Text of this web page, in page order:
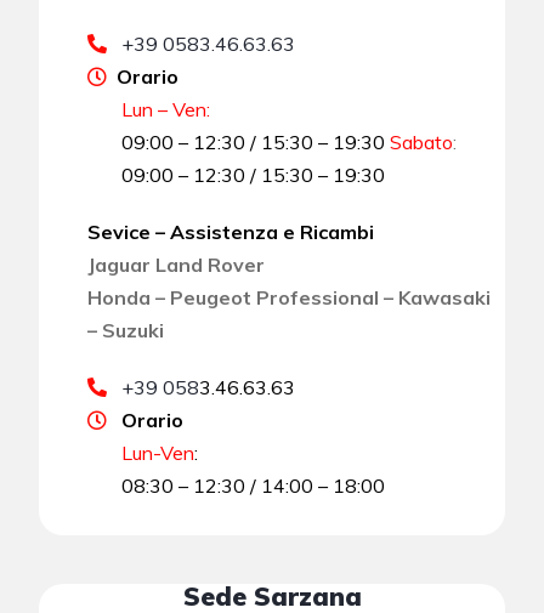
+39 0583.46.63.63
Orario
Lun – Ven:
09:00 – 12:30 / 15:30 – 19:30 Sabato:
09:00 – 12:30 / 15:30 – 19:30
Sevice – Assistenza e Ricambi
Jaguar Land Rover
Honda – Peugeot Professional – Kawasaki
– Suzuki
+39 0583.46.63.63
Orario
Lun-Ven:
08:30 – 12:30 / 14:00 – 18:00
Sede Sarzana